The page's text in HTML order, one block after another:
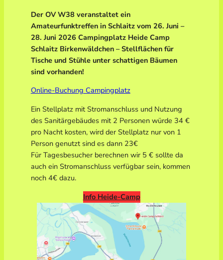
Der OV W38 veranstaltet ein
Amateurfunktreffen in Schlaitz vom 26. Juni –
28. Juni 2026 Campingplatz Heide Camp
Schlaitz Birkenwäldchen – Stellflächen für
Tische und Stühle unter schattigen Bäumen
sind vorhanden!
Online-Buchung Campingplatz
Ein Stellplatz mit Stromanschluss und Nutzung
des Sanitärgebäudes mit 2 Personen würde 34 €
pro Nacht kosten, wird der Stellplatz nur von 1
Person genutzt sind es dann 23€
Für Tagesbesucher berechnen wir 5 € sollte da
auch ein Stromanschluss verfügbar sein, kommen
noch 4€ dazu.
Info Heide-Camp